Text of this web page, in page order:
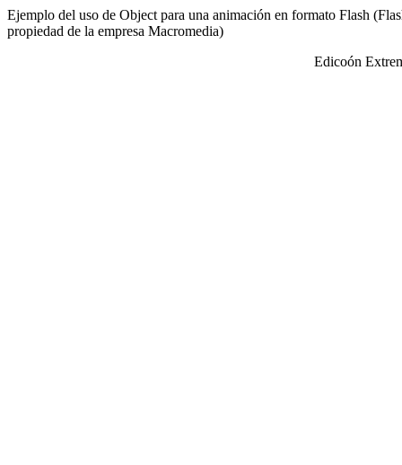
Ejemplo del uso de Object para una animación en formato Flash
propiedad de la empresa Macromedia)
Edicoón